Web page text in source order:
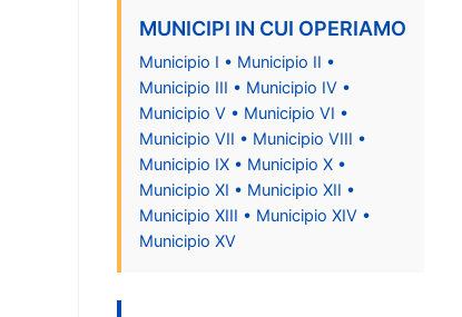
MUNICIPI IN CUI OPERIAMO
Municipio I • Municipio II •
Municipio III • Municipio IV •
Municipio V • Municipio VI •
Municipio VII • Municipio VIII •
Municipio IX • Municipio X •
Municipio XI • Municipio XII •
Municipio XIII • Municipio XIV •
Municipio XV